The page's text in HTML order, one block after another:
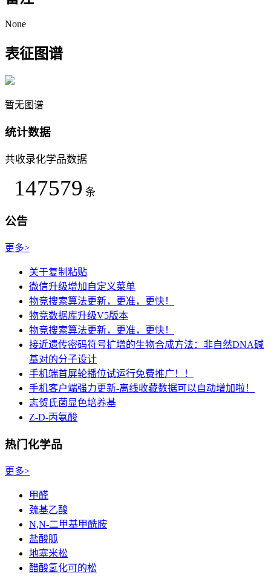
None
表征图谱
暂无图谱
统计数据
共收录化学品数据
147579 条
公告
更多>
关于复制粘贴
微信升级增加自定义菜单
物竞搜索算法更新，更准，更快！
物竞数据库升级V5版本
物竞搜索算法更新，更准，更快！
接近遗传密码符号扩增的生物合成方法：非自然DNA碱
基对的分子设计
手机端首屏轮播位试运行免费推广！！
手机客户端强力更新-离线收藏数据可以自动增加啦！
志贺氏菌显色培养基
Z-D-丙氨酸
热门化学品
更多>
甲醛
巯基乙酸
N,N-二甲基甲酰胺
盐酸胍
地塞米松
醋酸氢化可的松